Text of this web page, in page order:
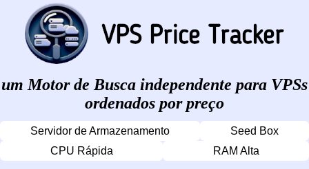
um Motor de Busca independente para VPSs
ordenados por preço
Servidor de Armazenamento
Seed Box
CPU Rápida
RAM Alta